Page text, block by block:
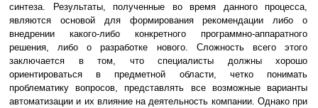
синтеза. Результаты, полученные во время данного процесса,
являются основой для формирования рекомендации либо о
внедрении какого-либо конкретного программно-аппаратного
решения, либо о разработке нового. Сложность всего этого
заключается в том, что специалисты должны хорошо
ориентироваться в предметной области, четко понимать
проблематику вопросов, представлять все возможные варианты
автоматизации и их влияние на деятельность компании. Однако при